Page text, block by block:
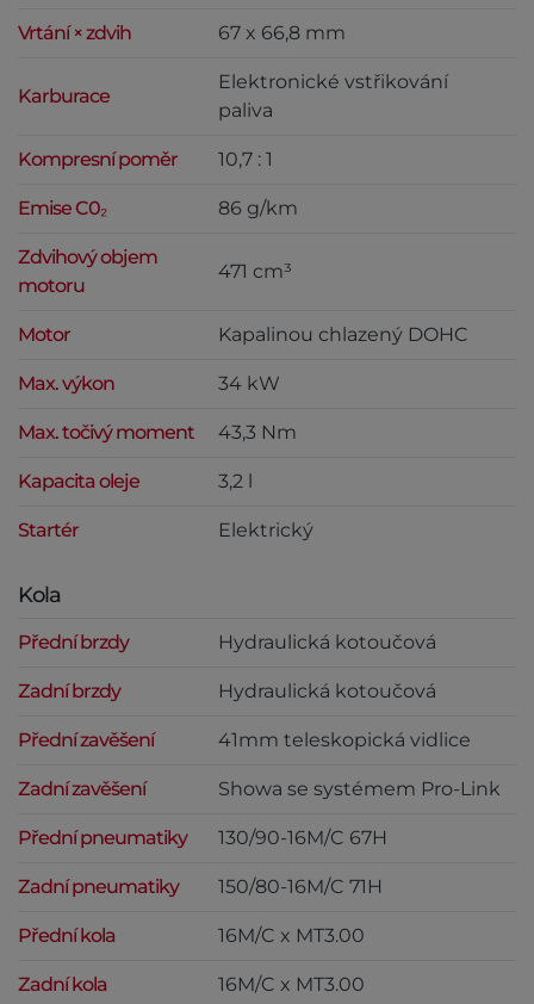
Vrtání × zdvih 67 x 66,8 mm
Karburace
Elektronické vstřikování
paliva
Kompresní poměr 10,7 : 1
Emise C0₂ 86 g/km
Zdvihový objem
motoru
471 cm³
Motor Kapalinou chlazený DOHC
Max. výkon 34 kW
Max. točivý moment 43,3 Nm
Kapacita oleje 3,2 l
Startér Elektrický
Kola
Přední brzdy Hydraulická kotoučová
Zadní brzdy Hydraulická kotoučová
Přední zavěšení 41mm teleskopická vidlice
Zadní zavěšení Showa se systémem Pro-Link
Přední pneumatiky 130/90-16M/C 67H
Zadní pneumatiky 150/80-16M/C 71H
Přední kola 16M/C x MT3.00
Zadní kola 16M/C x MT3.00